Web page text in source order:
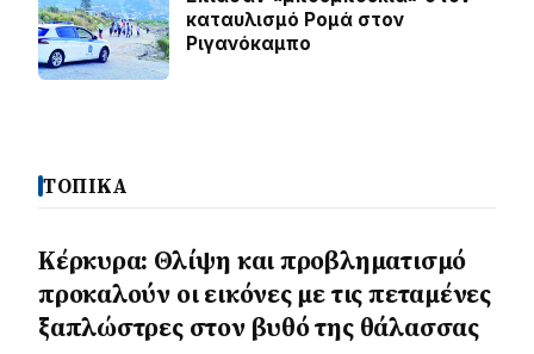
καταυλισµό Ροµά στον
Ριγανόκαμπο
ΤΟΠΙΚΑ
Κέρκυρα: Θλίψη και προβληματισμό
προκαλούν οι εικόνες με τις πεταμένες
ξαπλώστρες στον βυθό της θάλασσας